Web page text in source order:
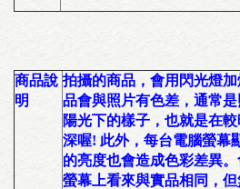
商品說
明
拍攝的商品，會用閃光燈
品會與照片有色差 ，通常
陽光下的樣子，也就是在較
深喔! 此外，每台電腦螢幕
的亮度也會造成色彩差異
螢幕上看來與實品相同， 但